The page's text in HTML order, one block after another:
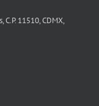
11510, CDMX,